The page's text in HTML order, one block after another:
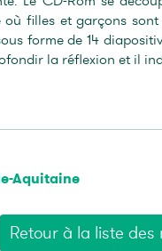
filles et garçons
forme de 14
la réflexion et il
Aquitaine
Retour à la liste des